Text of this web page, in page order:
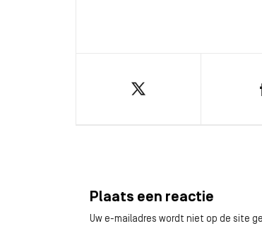
Plaats een reactie
Uw e-mailadres wordt niet op de site